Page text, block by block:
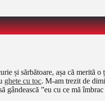
și sărbătoare, așa că merită
ghete cu toc. M-am trezit de
”eu cu ce mă